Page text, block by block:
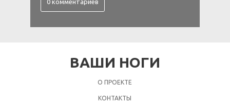
0 комментариев
ВАШИ НОГИ
О ПРОЕКТЕ
КОНТАКТЫ